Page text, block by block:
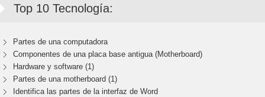
Top 10 Tecnología:
Partes de una computadora
Componentes de una placa base antigua (Motherboard)
Hardware y software (1)
Partes de una motherboard (1)
Identifica las partes de la interfaz de Word